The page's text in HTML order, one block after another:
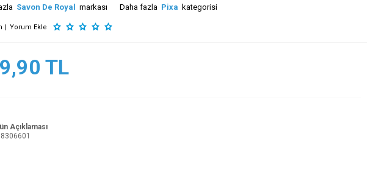
Savon De Royal markası Daha fazla Pixa kategorisi
| Yorum Ekle
TL
Açıklaması